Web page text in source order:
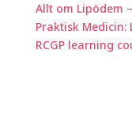
Allt om Lipödem
Praktisk Medicin:
RCGP learning